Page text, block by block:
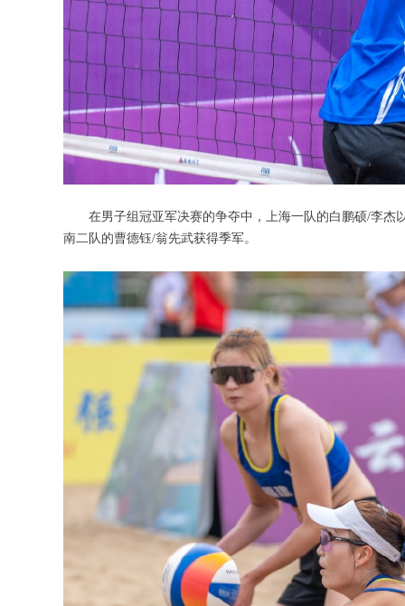
在男子组冠亚军决赛的争夺中，上海一队的白鹏硕/李杰
南二队的曹德钰/翁先武获得季军。